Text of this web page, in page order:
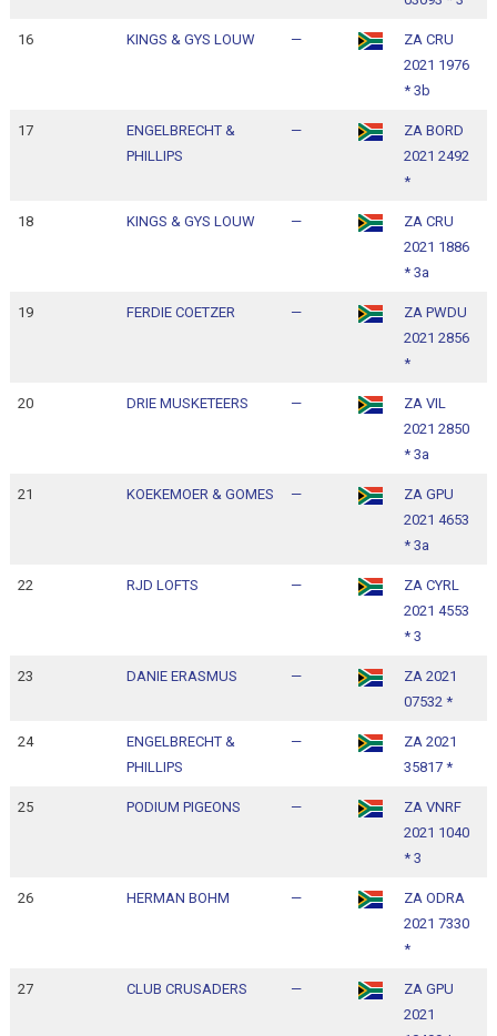
16 KINGS & GYS LOUW —
ZA CRU
2021 1976
* 3b
17
ENGELBRECHT &
PHILLIPS
—
ZA BORD
2021 2492
*
18 KINGS & GYS LOUW —
ZA CRU
2021 1886
* 3a
19 FERDIE COETZER —
ZA PWDU
2021 2856
*
20 DRIE MUSKETEERS —
ZA VIL
2021 2850
* 3a
21 KOEKEMOER & GOMES —
ZA GPU
2021 4653
* 3a
22 RJD LOFTS —
ZA CYRL
2021 4553
* 3
23 DANIE ERASMUS —
ZA 2021
07532 *
24
ENGELBRECHT &
PHILLIPS
—
ZA 2021
35817 *
25 PODIUM PIGEONS —
ZA VNRF
2021 1040
* 3
26 HERMAN BOHM —
ZA ODRA
2021 7330
*
27 CLUB CRUSADERS —
ZA GPU
2021